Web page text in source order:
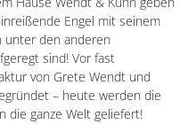
Engel mit seinem
unter den anderen
sind! Vor fast
von Grete Wendt und
– heute werden die
die ganze Welt geliefert!